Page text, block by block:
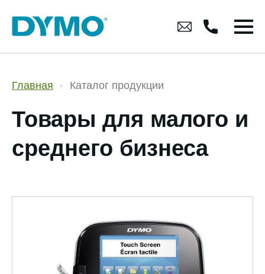
Главная Каталог продукции
Товары для малого и
среднего бизнеса